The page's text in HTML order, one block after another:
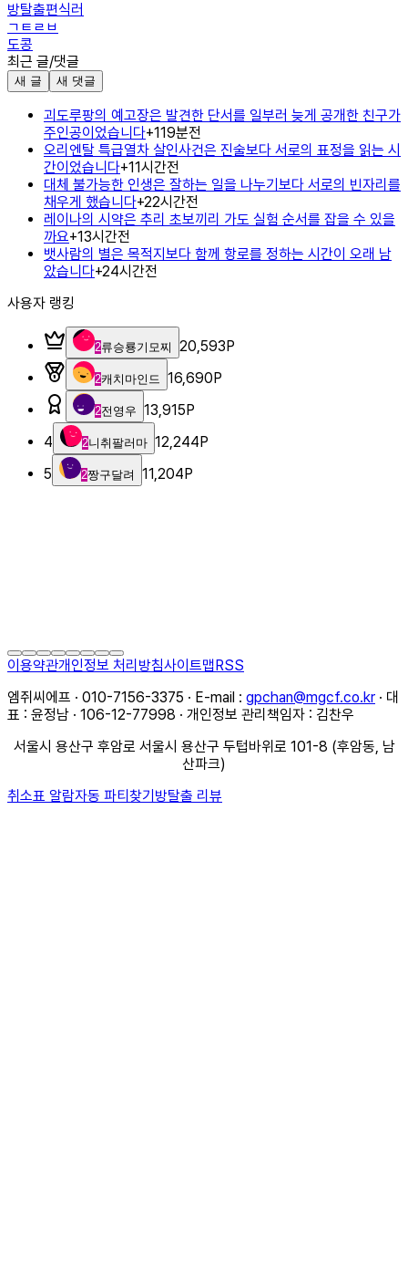
방탈출편식러
ㄱㅌㄹㅂ
도콩
최근 글/댓글
새 글 새 댓글
괴도루팡의 예고장은 발견한 단서를 일부러 늦게 공개한 친구가
주인공이었습니다+119분전
오리엔탈 특급열차 살인사건은 진술보다 서로의 표정을 읽는 시
간이었습니다+11시간전
대체 불가능한 인생은 잘하는 일을 나누기보다 서로의 빈자리를
채우게 했습니다+22시간전
레이나의 시약은 추리 초보끼리 가도 실험 순서를 잡을 수 있을
까요+13시간전
뱃사람의 별은 목적지보다 함께 항로를 정하는 시간이 오래 남
았습니다+24시간전
사용자 랭킹
2류승룡기모찌 20,593P
2캐치마인드 16,690P
2전영우 13,915P
4
2니취팔러마 12,244P
5
2짱구달려 11,204P
이용약관개인정보 처리방침사이트맵RSS
엠쥐씨에프 · 010-7156-3375 · E-mail : gpchan@mgcf.co.kr · 대
표 : 윤정남 · 106-12-77998 · 개인정보 관리책임자 : 김찬우
서울시 용산구 후암로 서울시 용산구 두텁바위로 101-8 (후암동, 남
산파크)
취소표 알람자동 파티찾기방탈출 리뷰